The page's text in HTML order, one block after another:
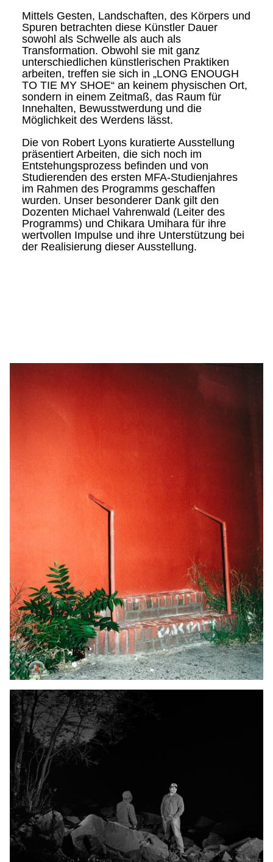
Mittels Gesten, Landschaften, des Körpers und
Spuren betrachten diese Künstler Dauer
sowohl als Schwelle als auch als
Transformation. Obwohl sie mit ganz
unterschiedlichen künstlerischen Praktiken
arbeiten, treffen sie sich in „LONG ENOUGH
TO TIE MY SHOE“ an keinem physischen Ort,
sondern in einem Zeitmaß, das Raum für
Innehalten, Bewusstwerdung und die
Möglichkeit des Werdens lässt.
Die von Robert Lyons kuratierte Ausstellung
präsentiert Arbeiten, die sich noch im
Entstehungsprozess befinden und von
Studierenden des ersten MFA-Studienjahres
im Rahmen des Programms geschaffen
wurden. Unser besonderer Dank gilt den
Dozenten Michael Vahrenwald (Leiter des
Programms) und Chikara Umihara für ihre
wertvollen Impulse und ihre Unterstützung bei
der Realisierung dieser Ausstellung.